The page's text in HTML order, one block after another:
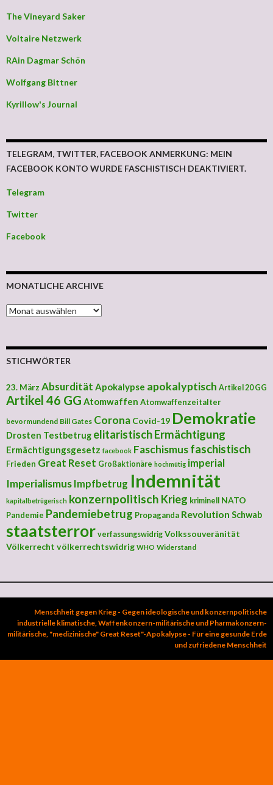
The Vineyard Saker
Voltaire Netzwerk
RAin Dagmar Schön
Wolfgang Bittner
Kyrillow's Journal
TELEGRAM, TWITTER, FACEBOOK ANMERKUNG: MEIN
FACEBOOK KONTO WURDE FASCHISTISCH DEAKTIVIERT.
Telegram
Twitter
Facebook
MONATLICHE ARCHIVE
MONATLICHE ARCHIVE
STICHWÖRTER
23. März Absurdität Apokalypse apokalyptisch Artikel 20 GG
Artikel 46 GG Atomwaffen Atomwaffenzeitalter
bevormundend Bill Gates Corona Covid-19 Demokratie
Drosten Testbetrug elitaristischErmächtigung
Ermächtigungsgesetz facebook Faschismusfaschistisch
Frieden Great Reset Großaktionäre hochmütig imperial
Imperialismus Impfbetrug Indemnität
kapitalbetrügerisch konzernpolitisch Krieg kriminell
NATO
Pandemie Pandemiebetrug Propaganda Revolution Schwab
staatsterror verfassungswidrig Volkssouveränität
Völkerrecht völkerrechtswidrig WHO Widerstand
Menschheit gegen Krieg - Gegen ideologische und konzernpolitische
industrielle klimatische, Waffenkonzern-militärische und Pharmakonzern-
militärische, "medizinische" Great Reset"-Apokalypse - Für eine gesunde Erde
und zufriedene Menschheit